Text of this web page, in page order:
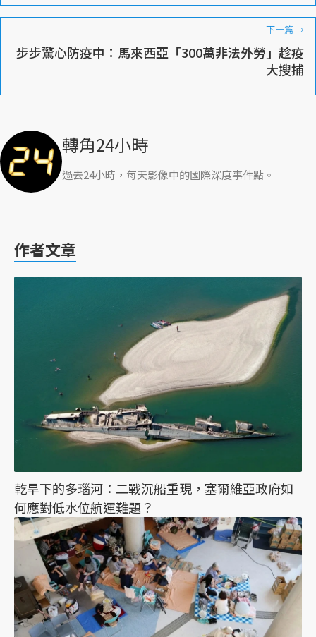
下一篇→
步步驚心防疫中：馬來西亞「300萬非法外勞」趁疫
大搜捕
轉角24小時
過去24小時，每天影像中的國際深度事件點。
作者文章
乾旱下的多瑙河：二戰沉船重現，塞爾維亞政府如
何應對低水位航運難題？